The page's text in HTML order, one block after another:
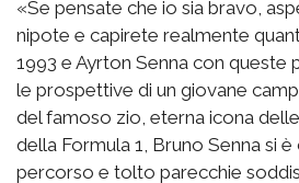
«Se pensate che io sia bravo,
nipote e capirete realmente
1993 e Ayrton Senna con queste
le prospettive di un giovane
del famoso zio, eterna icona
della Formula 1, Bruno Senna si
percorso e tolto parecchie